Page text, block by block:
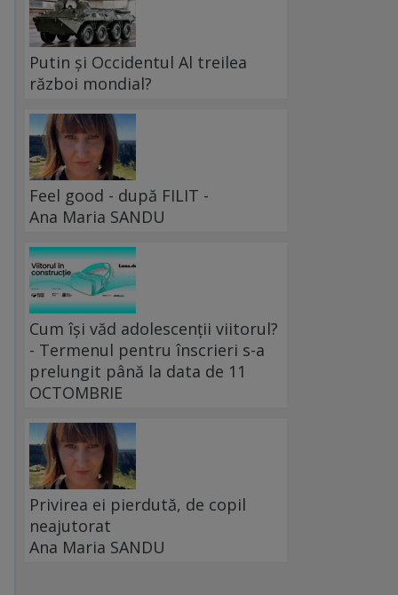
Putin și Occidentul Al treilea
război mondial?
Feel good - după FILIT -
Ana Maria SANDU
Cum își văd adolescenții viitorul?
- Termenul pentru înscrieri s-a
prelungit până la data de 11
OCTOMBRIE
Privirea ei pierdută, de copil
neajutorat
Ana Maria SANDU